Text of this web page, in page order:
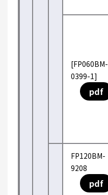
[FP060BM-
0399-1]
pdf
FP120BM-
9208
pdf